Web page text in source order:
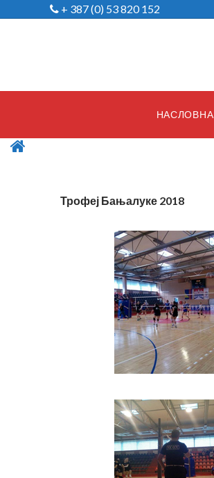
+ 387 (0) 53 820 152
НАСЛОВНА
Трофеј Бањалуке 2018